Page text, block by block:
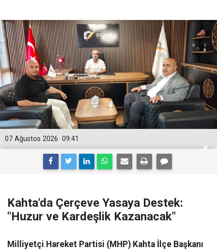
09:41
07 Ağustos 2026
Kahta'da Çerçeve Yasaya Destek:
"Huzur ve Kardeşlik Kazanacak"
Milliyetçi Hareket Partisi (MHP) Kahta İlçe Başkanı